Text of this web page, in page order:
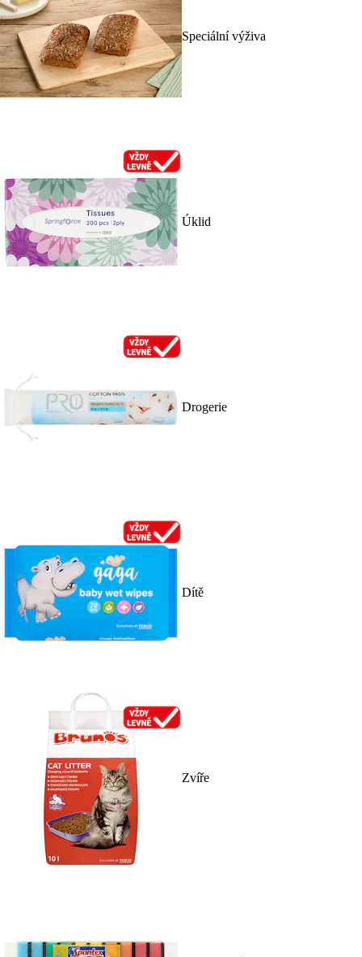
Speciální výživa
Úklid
Drogerie
Dítě
Zvíře